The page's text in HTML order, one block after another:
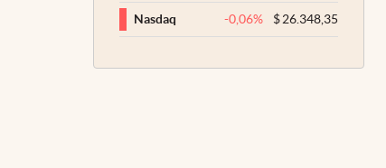
Nasdaq -0,06% $26.348,35